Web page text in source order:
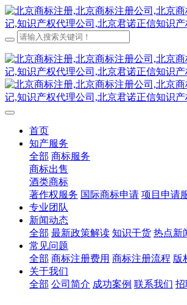
首页
知产服务
全部 商标服务
商标出售
酒类商标
著作权服务 国际商标申请 项目申请
专业团队
新闻动态
全部 最新政策解读 知识干货 热点新
常见问题
全部 商标注册费用 商标注册流程 版
关于我们
全部 公司简介 成功案例 联系我们 招